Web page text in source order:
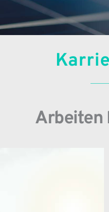
Arbeiten